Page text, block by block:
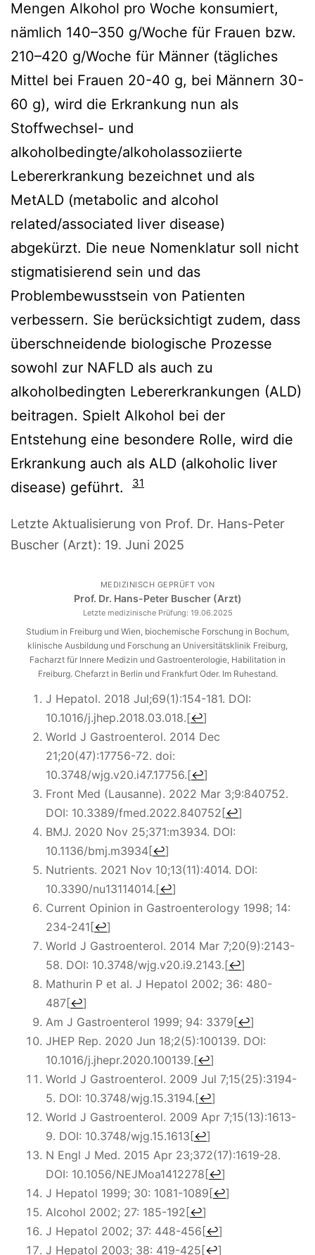
Mengen Alkohol pro Woche konsumiert,
nämlich 140–350 g/Woche für Frauen bzw.
210–420 g/Woche für Männer (tägliches
Mittel bei Frauen 20-40 g, bei Männern 30-
60 g), wird die Erkrankung nun als
Stoffwechsel- und
alkoholbedingte/alkoholassoziierte
Lebererkrankung bezeichnet und als
MetALD (metabolic and alcohol
related/associated liver disease)
abgekürzt. Die neue Nomenklatur soll nicht
stigmatisierend sein und das
Problembewusstsein von Patienten
verbessern. Sie berücksichtigt zudem, dass
überschneidende biologische Prozesse
sowohl zur NAFLD als auch zu
alkoholbedingten Lebererkrankungen (ALD)
beitragen. Spielt Alkohol bei der
Entstehung eine besondere Rolle, wird die
Erkrankung auch als ALD (alkoholic liver
disease) geführt.
31
Letzte Aktualisierung von Prof. Dr. Hans-Peter
Buscher (Arzt): 19. Juni 2025
MEDIZINISCH GEPRÜFT VON
Prof. Dr. Hans-Peter Buscher (Arzt)
Letzte medizinische Prüfung: 19.06.2025
Studium in Freiburg und Wien, biochemische Forschung in Bochum,
klinische Ausbildung und Forschung an Universitätsklinik Freiburg,
Facharzt für Innere Medizin und Gastroenterologie, Habilitation in
Freiburg. Chefarzt in Berlin und Frankfurt Oder. Im Ruhestand.
J Hepatol. 2018 Jul;69(1):154-181. DOI:
10.1016/j.jhep.2018.03.018.[↩]
World J Gastroenterol. 2014 Dec
21;20(47):17756-72. doi:
10.3748/wjg.v20.i47.17756.[↩]
Front Med (Lausanne). 2022 Mar 3;9:840752.
DOI: 10.3389/fmed.2022.840752[↩]
BMJ. 2020 Nov 25;371:m3934. DOI:
10.1136/bmj.m3934[↩]
Nutrients. 2021 Nov 10;13(11):4014. DOI:
10.3390/nu13114014.[↩]
Current Opinion in Gastroenterology 1998; 14:
234-241[↩]
World J Gastroenterol. 2014 Mar 7;20(9):2143-
58. DOI: 10.3748/wjg.v20.i9.2143.[↩]
Mathurin P et al. J Hepatol 2002; 36: 480-
487[↩]
Am J Gastroenterol 1999; 94: 3379[↩]
JHEP Rep. 2020 Jun 18;2(5):100139. DOI:
10.1016/j.jhepr.2020.100139.[↩]
World J Gastroenterol. 2009 Jul 7;15(25):3194-
5. DOI: 10.3748/wjg.15.3194.[↩]
World J Gastroenterol. 2009 Apr 7;15(13):1613-
9. DOI: 10.3748/wjg.15.1613[↩]
N Engl J Med. 2015 Apr 23;372(17):1619-28.
DOI: 10.1056/NEJMoa1412278[↩]
J Hepatol 1999; 30: 1081-1089[↩]
Alcohol 2002; 27: 185-192[↩]
J Hepatol 2002; 37: 448-456[↩]
J Hepatol 2003; 38: 419-425[↩]